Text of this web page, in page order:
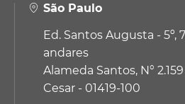
São Paulo
Ed. Santos Augusta - 5º,
andares
Alameda Santos, N°
Cesar - 01419-100